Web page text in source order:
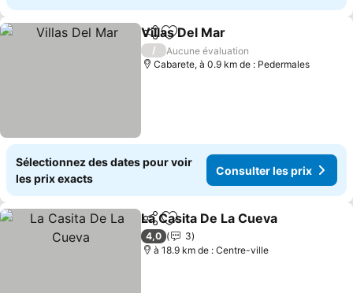
PartagerAjouter à mes favoris
Villas Del Mar
/
Aucune évaluation
Cabarete, à 0.9 km de : Pedermales
Sélectionnez des dates pour voir
les prix exacts
Consulter les prix
PartagerAjouter à mes favoris
La Casita De La Cueva
4,0
3
à 18.9 km de : Centre-ville